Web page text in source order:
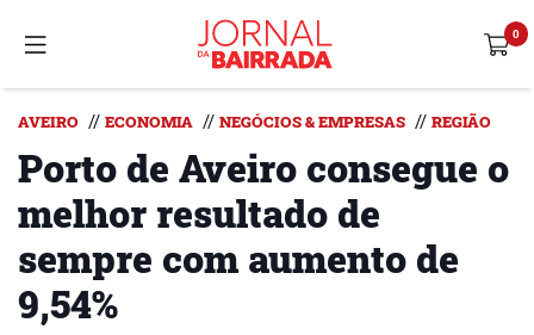
AVEIRO // ECONOMIA // NEGÓCIOS & EMPRESAS // REGIÃO
Porto de Aveiro consegue o
melhor resultado de
sempre com aumento de
9,54%